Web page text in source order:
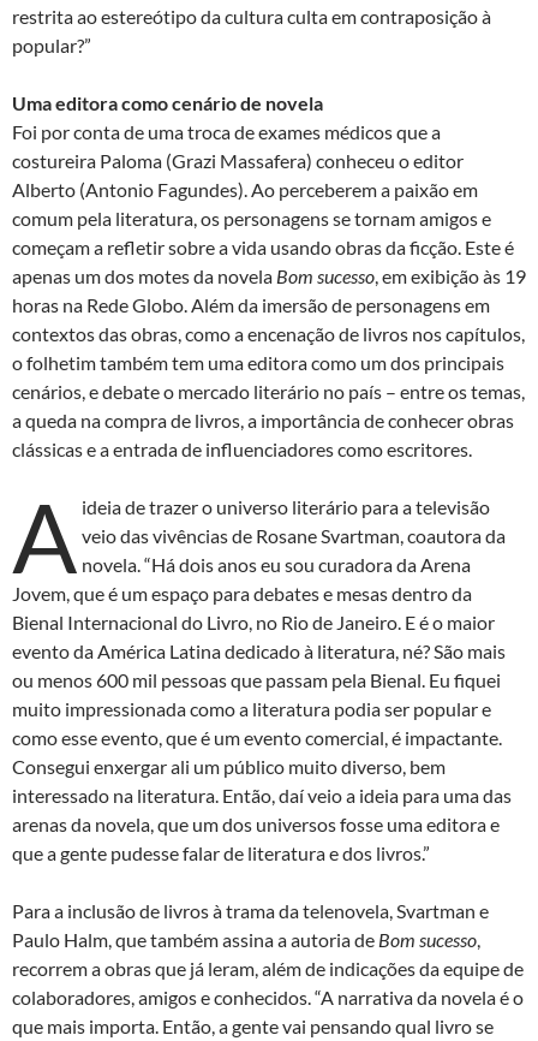
restrita ao estereótipo da cultura culta em contraposição à
popular?”
Uma editora como cenário de novela
Foi por conta de uma troca de exames médicos que a
costureira Paloma (Grazi Massafera) conheceu o editor
Alberto (Antonio Fagundes). Ao perceberem a paixão em
comum pela literatura, os personagens se tornam amigos e
começam a refletir sobre a vida usando obras da ficção. Este é
apenas um dos motes da novela Bom sucesso, em exibição às 19
horas na Rede Globo. Além da imersão de personagens em
contextos das obras, como a encenação de livros nos capítulos,
o folhetim também tem uma editora como um dos principais
cenários, e debate o mercado literário no país – entre os temas,
a queda na compra de livros, a importância de conhecer obras
clássicas e a entrada de influenciadores como escritores.
A ideia de trazer o universo literário para a televisão
veio das vivências de Rosane Svartman, coautora da
novela. “Há dois anos eu sou curadora da Arena
Jovem, que é um espaço para debates e mesas dentro da
Bienal Internacional do Livro, no Rio de Janeiro. E é o maior
evento da América Latina dedicado à literatura, né? São mais
ou menos 600 mil pessoas que passam pela Bienal. Eu fiquei
muito impressionada como a literatura podia ser popular e
como esse evento, que é um evento comercial, é impactante.
Consegui enxergar ali um público muito diverso, bem
interessado na literatura. Então, daí veio a ideia para uma das
arenas da novela, que um dos universos fosse uma editora e
que a gente pudesse falar de literatura e dos livros.”
Para a inclusão de livros à trama da telenovela, Svartman e
Paulo Halm, que também assina a autoria de Bom sucesso,
recorrem a obras que já leram, além de indicações da equipe de
colaboradores, amigos e conhecidos. “A narrativa da novela é o
que mais importa. Então, a gente vai pensando qual livro se